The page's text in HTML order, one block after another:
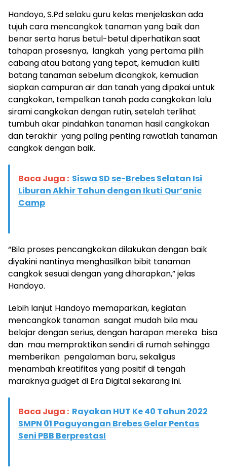
Handoyo, S.Pd selaku guru kelas menjelaskan ada
tujuh cara mencangkok tanaman yang baik dan
benar serta harus betul-betul diperhatikan saat
tahapan prosesnya, langkah yang pertama pilih
cabang atau batang yang tepat, kemudian kuliti
batang tanaman sebelum dicangkok, kemudian
siapkan campuran air dan tanah yang dipakai untuk
cangkokan, tempelkan tanah pada cangkokan lalu
sirami cangkokan dengan rutin, setelah terlihat
tumbuh akar pindahkan tanaman hasil cangkokan
dan terakhir yang paling penting rawatlah tanaman
cangkok dengan baik.
Baca Juga : Siswa SD se-Brebes Selatan Isi
Liburan Akhir Tahun dengan Ikuti Qur’anic
Camp
“Bila proses pencangkokan dilakukan dengan baik
diyakini nantinya menghasilkan bibit tanaman
cangkok sesuai dengan yang diharapkan,” jelas
Handoyo.
Lebih lanjut Handoyo memaparkan, kegiatan
mencangkok tanaman sangat mudah bila mau
belajar dengan serius, dengan harapan mereka bisa
dan mau mempraktikan sendiri di rumah sehingga
memberikan pengalaman baru, sekaligus
menambah kreatifitas yang positif di tengah
maraknya gudget di Era Digital sekarang ini.
Baca Juga : Rayakan HUT Ke 40 Tahun 2022
SMPN 01 Paguyangan Brebes Gelar Pentas
Seni PBB BerprestasI